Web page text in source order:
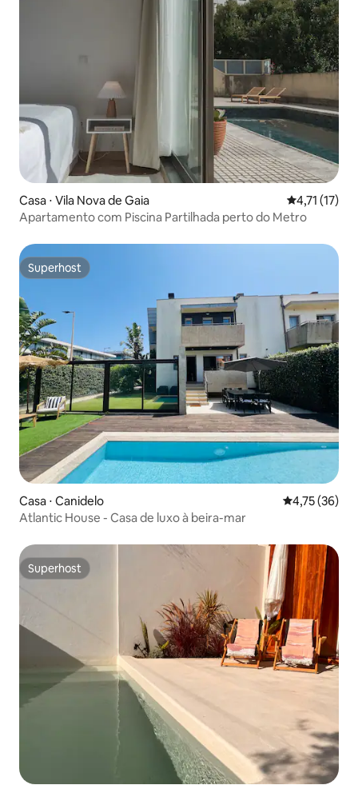
Casa ⋅ Vila Nova de Gaia 4,71 de uma
4,71 (17)
Apartamento com Piscina Partilhada perto do Metro
Superhost
Superhost
Casa ⋅ Canidelo 4,75 de uma
4,75 (36)
Atlantic House - Casa de luxo à beira-mar
Superhost
Superhost